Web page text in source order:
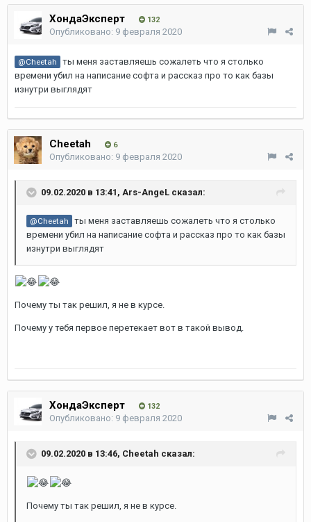
ХондаЭксперт 132
Опубликовано: 9 февраля 2020
@Cheetah
ты меня заставляешь сожалеть что я столько
времени убил на написание софта и рассказ про то как базы
изнутри выглядят
Cheetah 6
Опубликовано: 9 февраля 2020
09.02.2020 в 13:41, Ars-AngeL сказал:
@Cheetah
ты меня заставляешь сожалеть что я столько
времени убил на написание софта и рассказ про то как базы
изнутри выглядят
Почему ты так решил, я не в курсе.
Почему у тебя первое перетекает вот в такой вывод.
ХондаЭксперт 132
Опубликовано: 9 февраля 2020
09.02.2020 в 13:46, Cheetah сказал:
Почему ты так решил, я не в курсе.